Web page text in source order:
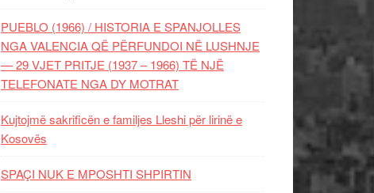
PUEBLO (1966) / HISTORIA E SPANJOLLES
NGA VALENCIA QË PËRFUNDOI NË LUSHNJE
— 29 VJET PRITJE (1937 – 1966) TË NJË
TELEFONATE NGA DY MOTRAT
Kujtojmë sakrificën e familjes Lleshi për lirinë e
Kosovës
SPAÇI NUK E MPOSHTI SHPIRTIN